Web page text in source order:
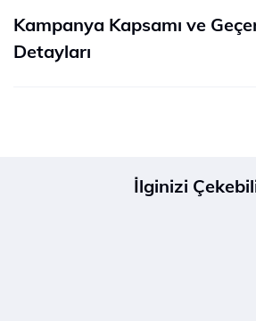
Kampanya Kapsamı ve
Detayları
İlginizi